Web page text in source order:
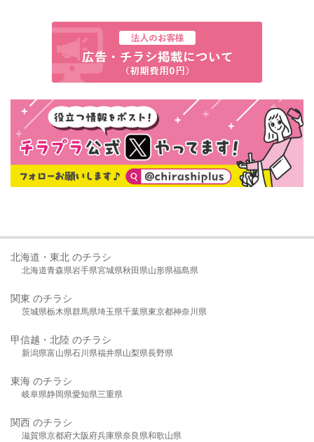
北海道・東北 のチラシ
北海道青森県岩手県宮城県秋田県山形県福島県
関東 のチラシ
茨城県栃木県群馬県埼玉県千葉県東京都神奈川県
甲信越・北陸 のチラシ
新潟県富山県石川県福井県山梨県長野県
東海 のチラシ
岐阜県静岡県愛知県三重県
関西 のチラシ
滋賀県京都府大阪府兵庫県奈良県和歌山県